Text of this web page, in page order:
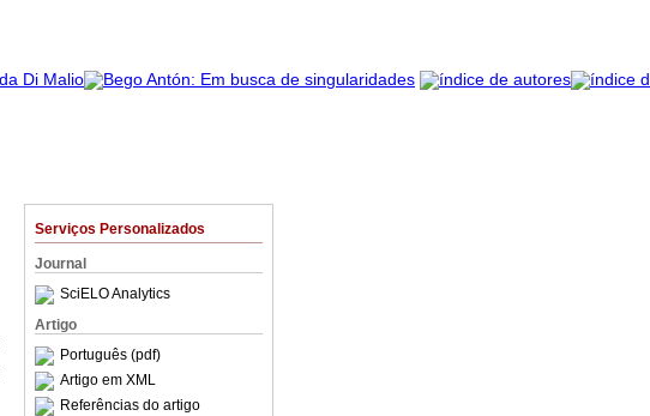
Serviços Personalizados
Journal
SciELO Analytics
Artigo
Português (pdf)
Artigo em XML
Referências do artigo